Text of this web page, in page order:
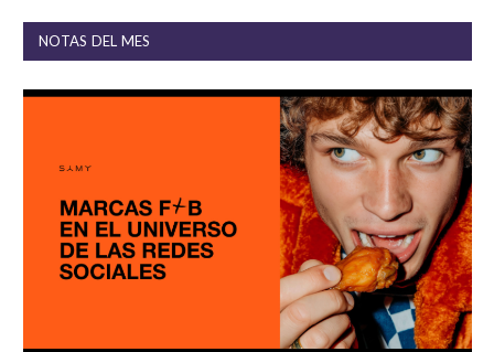
NOTAS DEL MES